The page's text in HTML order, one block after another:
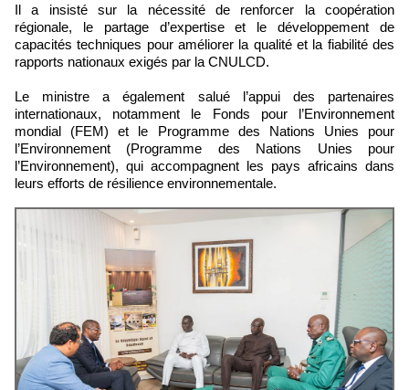
Il a insisté sur la nécessité de renforcer la coopération
régionale, le partage d’expertise et le développement de
capacités techniques pour améliorer la qualité et la fiabilité des
rapports nationaux exigés par la CNULCD.
Le ministre a également salué l’appui des partenaires
internationaux, notamment le Fonds pour l’Environnement
mondial (FEM) et le Programme des Nations Unies pour
l’Environnement (Programme des Nations Unies pour
l’Environnement), qui accompagnent les pays africains dans
leurs efforts de résilience environnementale.